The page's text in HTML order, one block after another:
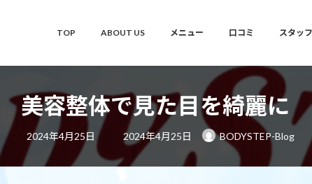
TOP ABOUT US メニュー 口コミ スタッ
美容整体で見た目を綺麗に
2024年4月25日
最
終
新
日
2024年4月25日 BODYSTEP-Blog